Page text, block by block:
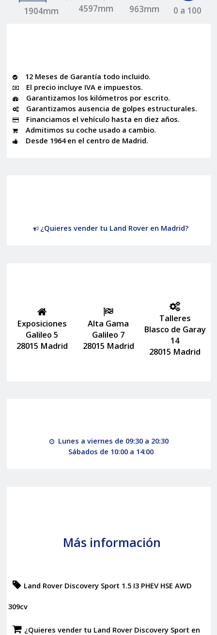
1904mm 4597mm 963mm 0 a 100
12 Meses de Garantía todo incluido.
El precio incluye IVA e impuestos.
Garantizamos los kilómetros por escrito.
Garantizamos ausencia de golpes estructurales.
Financiamos el vehículo hasta en diez años.
Admitimos su coche usado a cambio.
Desde 1964 en el centro de Madrid.
¿Quieres vender tu Land Rover en Madrid?
Exposiciones
Galileo 5
28015 Madrid
Alta Gama
Galileo 7
28015 Madrid
Talleres
Blasco de Garay
14
28015 Madrid
Lunes a viernes de 09:30 a 20:30
Sábados de 10:00 a 14:00
Más información
Land Rover Discovery Sport 1.5 I3 PHEV HSE AWD
309cv
¿Quieres vender tu Land Rover Discovery Sport en